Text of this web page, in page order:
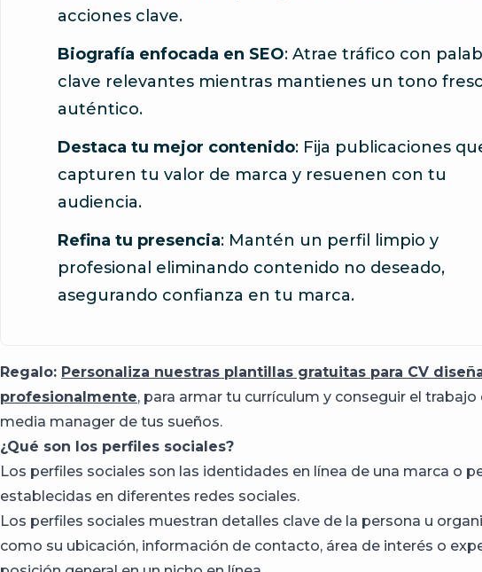
acciones clave.
Biografía enfocada en SEO: Atrae tráfico con
clave relevantes mientras mantienes un tono
auténtico.
Destaca tu mejor contenido: Fija publicaciones
capturen tu valor de marca y resuenen con tu
audiencia.
Refina tu presencia: Mantén un perfil limpio y
profesional eliminando contenido no deseado,
asegurando confianza en tu marca.
Regalo: Personaliza nuestras plantillas gratuitas para CV
profesionalmente, para armar tu currículum y conseguir el trabajo
media manager de tus sueños.
¿Qué son los perfiles sociales?
Los perfiles sociales son las identidades en línea de una marca o
establecidas en diferentes redes sociales.
Los perfiles sociales muestran detalles clave de la persona u
como su ubicación, información de contacto, área de interés o